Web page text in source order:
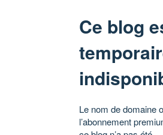
Ce blog
Le nom de domaine
l’abonnement